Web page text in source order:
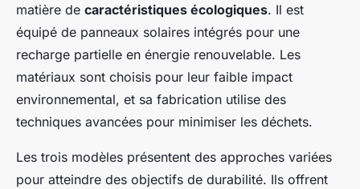
matière de caractéristiques écologiques. Il est
équipé de panneaux solaires intégrés pour une
recharge partielle en énergie renouvelable. Les
matériaux sont choisis pour leur faible impact
environnemental, et sa fabrication utilise des
techniques avancées pour minimiser les déchets.
Les trois modèles présentent des approches variées
pour atteindre des objectifs de durabilité. Ils offrent